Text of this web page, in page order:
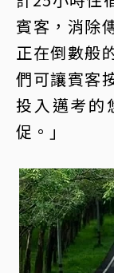
賓客，消除
正在倒數般
們可讓賓客
投入邁考的
促。」